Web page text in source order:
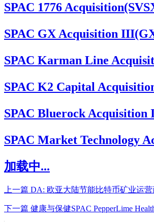
SPAC 1776
SPAC GX Acquisition
SPAC Karman Line
SPAC K2 Capital
SPAC Bluerock
SPAC Market Technology
加载中...
上一篇 DA: 欧亚大陆节能比特币矿业运营
下一篇 健康与保健SPAC PepperLime